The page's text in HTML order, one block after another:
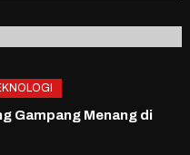
Gampang Menang di